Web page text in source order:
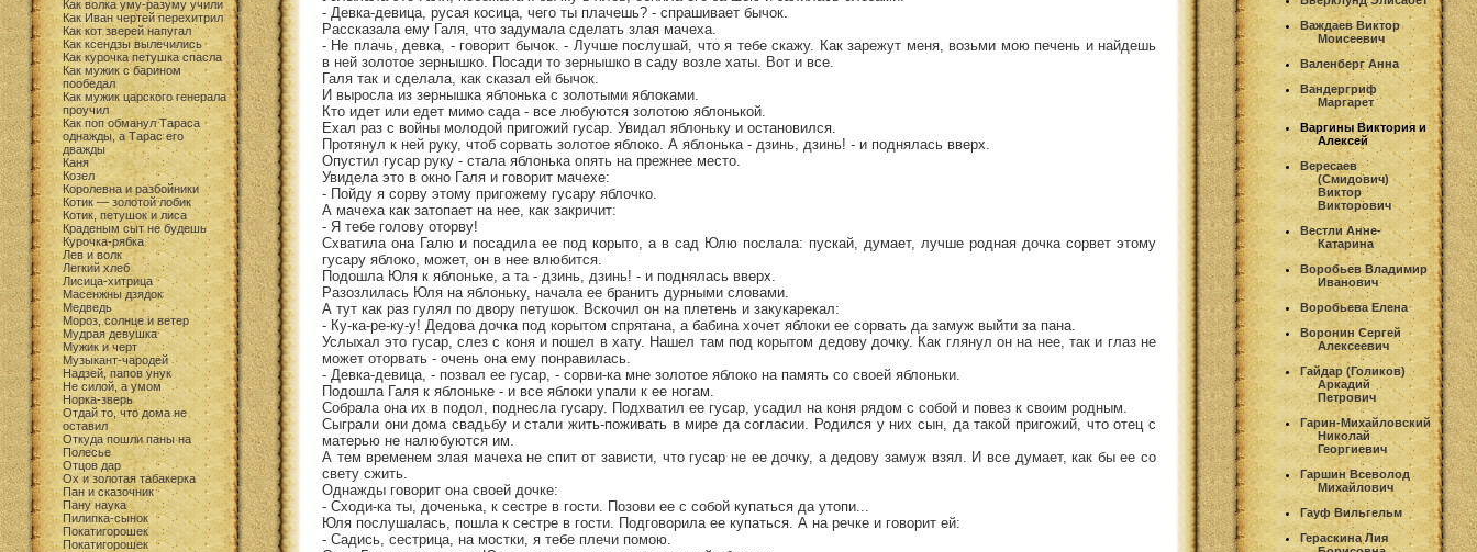
Как волка уму-разуму учили
Как Иван чертей перехитрил
Как кот зверей напугал
Как ксендзы вылечились
Как курочка петушка спасла
Как мужик с барином
пообедал
Как мужик царского генерала
проучил
Как поп обманул Тараса
однажды, а Тарас его
дважды
Каня
Козел
Королевна и разбойники
Котик — золотой лобик
Котик, петушок и лиса
Краденым сыт не будешь
Курочка-рябка
Лев и волк
Легкий хлеб
Лисица-хитрица
Масенжны дзядок
Медведь
Мороз, солнце и ветер
Мудрая девушка
Мужик и черт
Музыкант-чародей
Надзей, папов унук
Не силой, а умом
Норка-зверь
Отдай то, что дома не
оставил
Откуда пошли паны на
Полесье
Отцов дар
Ох и золотая табакерка
Пан и сказочник
Пану наука
Пилипка-сынок
Покатигорошек
Покатигорошек
- Девка-девица, русая косица, чего ты плачешь? - спрашивает бычок.
Рассказала ему Галя, что задумала сделать злая мачеха.
- Не плачь, девка, - говорит бычок. - Лучше послушай, что я тебе скажу. Как зарежут меня, возьми мою печень и найдешь
в ней золотое зернышко. Посади то зернышко в саду возле хаты. Вот и все.
Галя так и сделала, как сказал ей бычок.
И выросла из зернышка яблонька с золотыми яблоками.
Кто идет или едет мимо сада - все любуются золотою яблонькой.
Ехал раз с войны молодой пригожий гусар. Увидал яблоньку и остановился.
Протянул к ней руку, чтоб сорвать золотое яблоко. А яблонька - дзинь, дзинь! - и поднялась вверх.
Опустил гусар руку - стала яблонька опять на прежнее место.
Увидела это в окно Галя и говорит мачехе:
- Пойду я сорву этому пригожему гусару яблочко.
А мачеха как затопает на нее, как закричит:
- Я тебе голову оторву!
Схватила она Галю и посадила ее под корыто, а в сад Юлю послала: пускай, думает, лучше родная дочка сорвет этому
гусару яблоко, может, он в нее влюбится.
Подошла Юля к яблоньке, а та - дзинь, дзинь! - и поднялась вверх.
Разозлилась Юля на яблоньку, начала ее бранить дурными словами.
А тут как раз гулял по двору петушок. Вскочил он на плетень и закукарекал:
- Ку-ка-ре-ку-у! Дедова дочка под корытом спрятана, а бабина хочет яблоки ее сорвать да замуж выйти за пана.
Услыхал это гусар, слез с коня и пошел в хату. Нашел там под корытом дедову дочку. Как глянул он на нее, так и глаз не
может оторвать - очень она ему понравилась.
- Девка-девица, - позвал ее гусар, - сорви-ка мне золотое яблоко на память со своей яблоньки.
Подошла Галя к яблоньке - и все яблоки упали к ее ногам.
Собрала она их в подол, поднесла гусару. Подхватил ее гусар, усадил на коня рядом с собой и повез к своим родным.
Сыграли они дома свадьбу и стали жить-поживать в мире да согласии. Родился у них сын, да такой пригожий, что отец с
матерью не налюбуются им.
А тем временем злая мачеха не спит от зависти, что гусар не ее дочку, а дедову замуж взял. И все думает, как бы ее со
свету сжить.
Однажды говорит она своей дочке:
- Сходи-ка ты, доченька, к сестре в гости. Позови ее с собой купаться да утопи...
Юля послушалась, пошла к сестре в гости. Подговорила ее купаться. А на речке и говорит ей:
- Садись, сестрица, на мостки, я тебе плечи помою.
Важдаев Виктор
Моисеевич
Валенберг Анна
Вандергриф
Маргарет
Варгины Виктория и
Алексей
Вересаев
(Смидович)
Виктор
Викторович
Вестли Анне-
Катарина
Воробьев Владимир
Иванович
Воробьева Елена
Воронин Сергей
Алексеевич
Гайдар (Голиков)
Аркадий
Петрович
Гарин-Михайловский
Николай
Георгиевич
Гаршин Всеволод
Михайлович
Гауф Вильгельм
Гераскина Лия